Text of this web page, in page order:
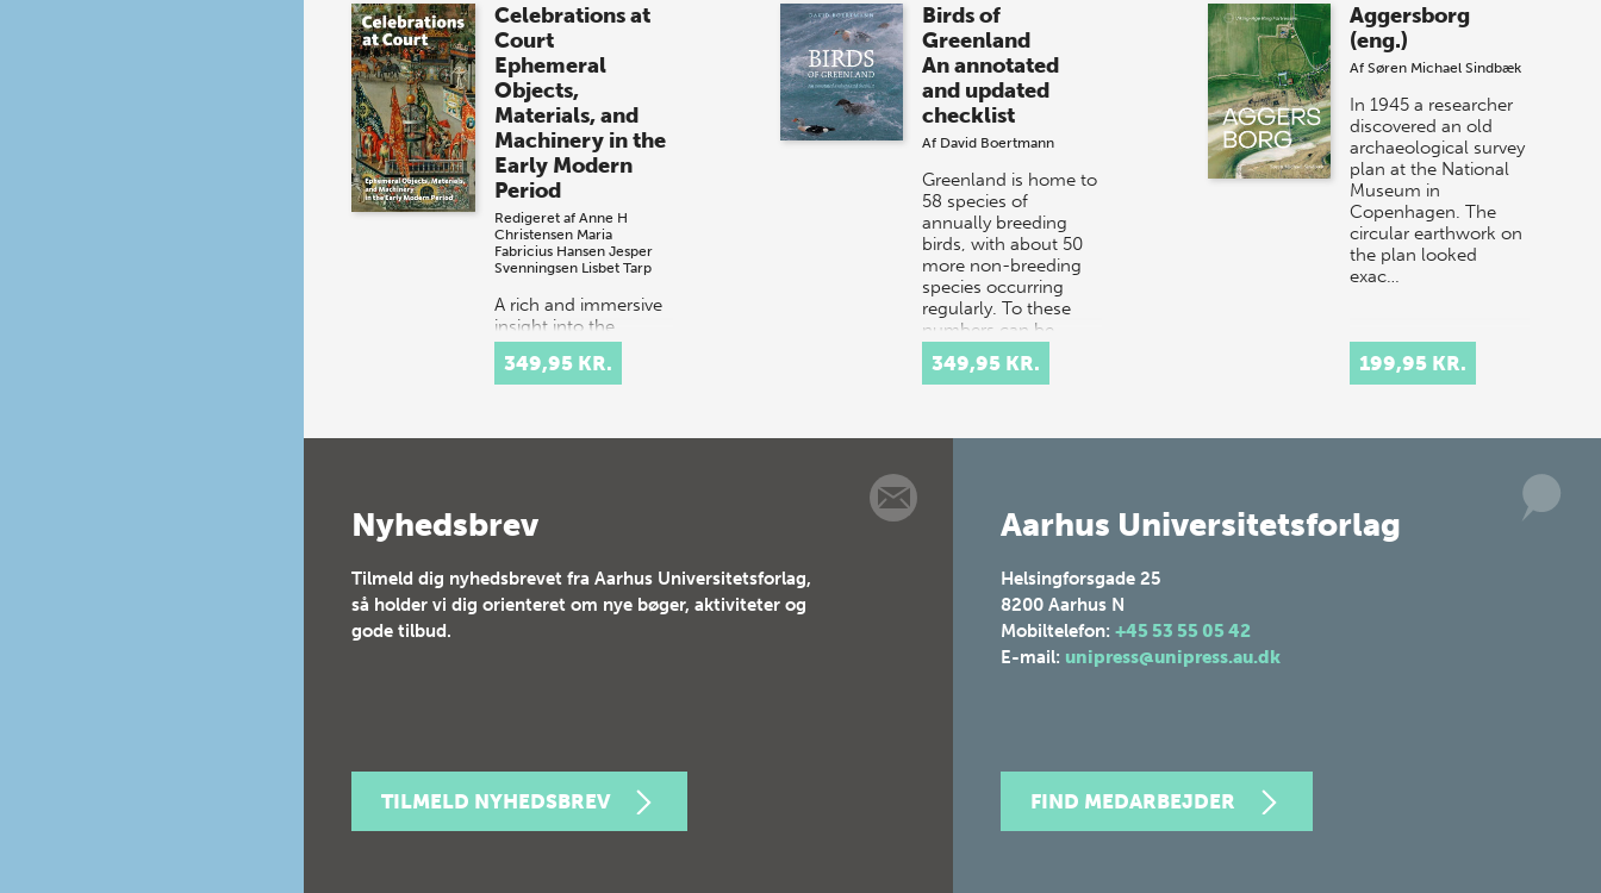
sommer-lagersalg!
Vi gentager succesen og inviterer igen i
år til vores store sommer-lagersalg,
så sæt kryds i kalenderen onsdag den
10. j…
Celebrations at
Court
Ephemeral
Objects,
Materials, and
Machinery in the
Early Modern
Period
Redigeret af Anne H
Christensen Maria
Fabricius Hansen Jesper
Svenningsen Lisbet Tarp
A rich and immersive
insight into the
spectacular courtly
festival culture of
16th and 17th-
349,95 KR.
Birds of
Greenland
An annotated
and updated
checklist
Af David Boertmann
Greenland is home to
58 species of
annually breeding
birds, with about 50
more non-breeding
species occurring
regularly. To these
numbers can be
349,95 KR.
Aggersborg
(eng.)
AfSøren Michael Sindbæk
In 1945 a researcher
discovered an old
archaeological survey
plan at the National
Museum in
Copenhagen. The
circular earthwork on
the plan looked
exac…
199,95 KR.
Nyhedsbrev
Tilmeld dig nyhedsbrevet fra Aarhus Universitetsforlag,
så holder vi dig orienteret om nye bøger, aktiviteter og
gode tilbud.
TILMELD NYHEDSBREV
Aarhus Universitetsforlag
Helsingforsgade 25
8200 Aarhus N
Mobiltelefon: +45 53 55 05 42
E-mail: unipress@unipress.au.dk
FIND MEDARBEJDER